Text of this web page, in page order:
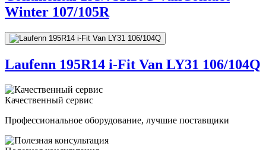
Winter 107/105R
Laufenn 195R14 i-Fit Van LY31 106/104Q
Качественный сервис
Профессиональное оборудование, лучшие поставщики